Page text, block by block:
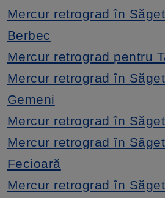
Mercur retrograd în
Berbec
Mercur retrograd pentru
Mercur retrograd în
Gemeni
Mercur retrograd în
Mercur retrograd în
Fecioară
Mercur retrograd în